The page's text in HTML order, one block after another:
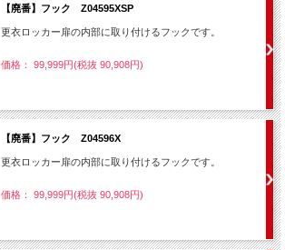
【廃番】フック Z04595XSP
更衣ロッカー扉の内部に取り付けるフックです。
価格： 99,999円(税抜 90,908円)
【廃番】フック Z04596X
更衣ロッカー扉の内部に取り付けるフックです。
価格： 99,999円(税抜 90,908円)